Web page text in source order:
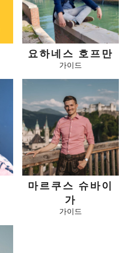
요하네스 호프만
가이드
마르쿠스 슈바이
가
가이드